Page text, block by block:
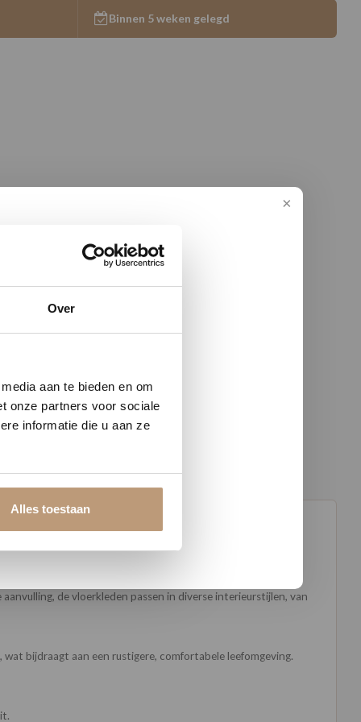
Over
aan te bieden en om
onze partners voor sociale
informatie die u aan ze
Alles toestaan
Binnen 5 weken gelegd
combineren comfort en elegantie met een uniek,
de vloerkleden passen in diverse interieurstijlen, van
bijdraagt aan een rustigere, comfortabele leefomgeving.